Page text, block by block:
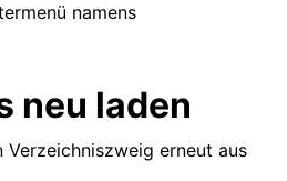
namens
neu laden
Verzeichniszweig erneut aus